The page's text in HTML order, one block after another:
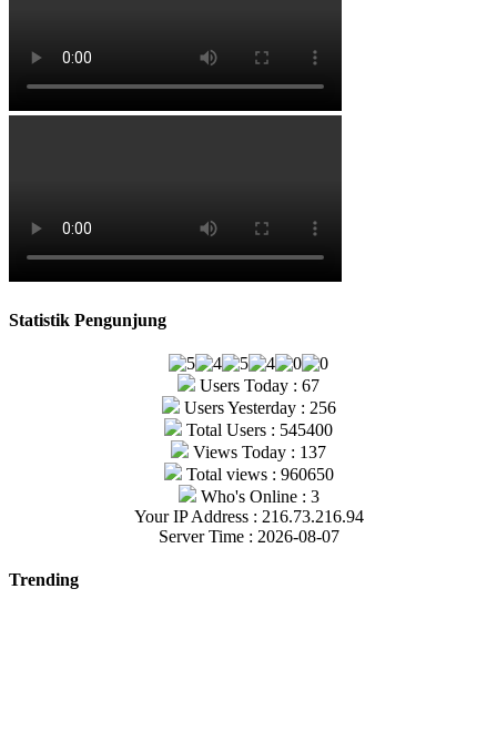
Statistik Pengunjung
Users Today : 67
Users Yesterday : 256
Total Users : 545400
Views Today : 137
Total views : 960650
Who's Online : 3
Your IP Address : 216.73.216.94
Server Time : 2026-08-07
Trending